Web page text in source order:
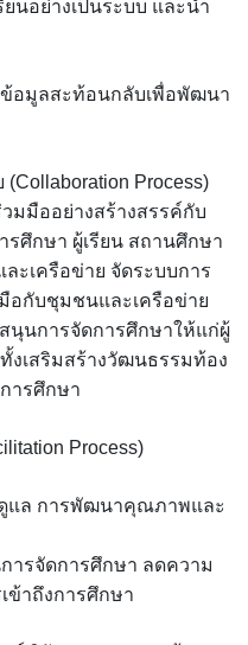
อย่างเป็นระบบ และนำ
อมูลสะท้อนกลับเพื่อพัฒนา
Process)
มมืออย่างสร้างสรรค์กับ
ศึกษา ผู้เรียน สถานศึกษา
ะเครือข่าย จัดระบบการ
อกับชุมชนและเครือข่าย
นุนการจัดการศึกษาให้แก่ผู้
งเสริมสร้างวัฒนธรรมท้อง
ารศึกษา
Process)
ล การพัฒนาคุณภาพและ
รจัดการศึกษา ลดความ
ข้าถึงการศึกษา